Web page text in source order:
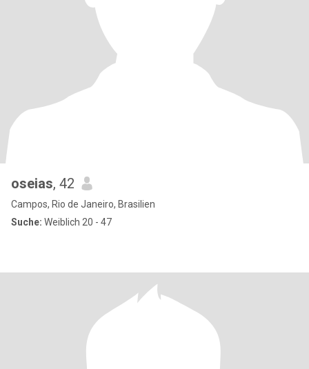
oseias, 42
Campos, Rio de Janeiro, Brasilien
Suche: Weiblich 20 - 47